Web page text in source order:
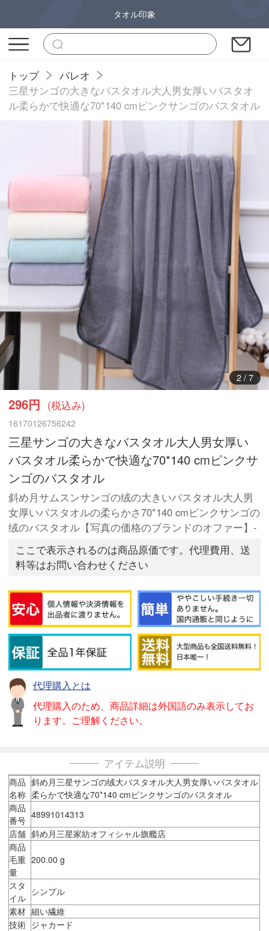
タオル印象
トップ
パレオ
三星サンゴの大きなバスタオル大人男女厚いバスタオ
ル柔らかで快適な70*140 cmピンクサンゴのバスタオル
3/ 7
296円 (税込み)
16170126756242
三星サンゴの大きなバスタオル大人男女厚い
バスタオル柔らかで快適な70*140 cmピンクサ
ンゴのバスタオル
斜め月サムスンサンゴの绒の大きいバスタオル大人男
女厚いバスタオルの柔らかさ70*140 cmピンクサンゴの
绒のバスタオル【写真の価格のブランドのオファー】-
ここで表示されるのは商品原価です。代理費用、送
料等はお問い合わせください
代理購入とは
代理購入のため、商品詳細は外国語のみ表示してお
ります。ご理解ください。
アイテム説明
商品
名称
斜め月三星サンゴの绒大バスタオル大人男女厚いバスタオル
柔らかで快適な70*140 cmピンクサンゴのバスタオル
商品
番号 48991014313
店舗 斜め月三星家紡オフィシャル旗艦店
商品
毛重
量
200.00 g
スタ
イル
シンプル
素材 細い繊維
技術 ジャカード